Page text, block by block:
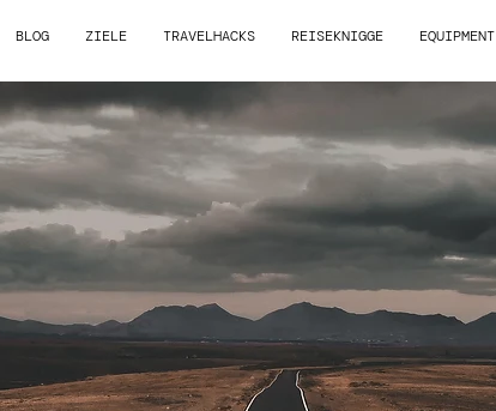
BLOG ZIELE TRAVELHACKS REISEKNIGGE EQUIPMENT